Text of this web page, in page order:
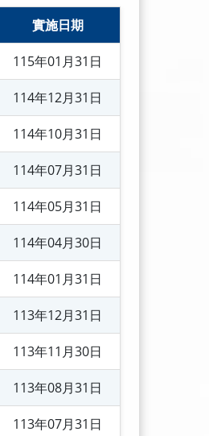
實施日期
115年01月31日
114年12月31日
114年10月31日
114年07月31日
114年05月31日
114年04月30日
114年01月31日
113年12月31日
113年11月30日
113年08月31日
113年07月31日